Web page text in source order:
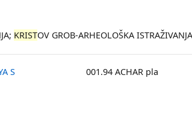
KRISTOV GROB-ARHEOLOŠKA
S 001.94 ACHAR pla